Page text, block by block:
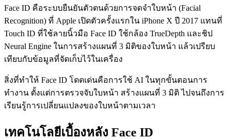
Face ID คือระบบยืนยันตัวตนด้วยการจดจำใบหน้า (Facial
Recognition) ที่ Apple เปิดตัวครั้งแรกใน iPhone X ปี 2017 แทนที่
Touch ID ที่ใช้ลายนิ้วมือ Face ID ใช้กล้อง TrueDepth และชิป
Neural Engine ในการสร้างแผนที่ 3 มิติของใบหน้า แล้วเปรียบ
เทียบกับข้อมูลที่จัดเก็บไว้ในเครื่อง
สิ่งที่ทำให้ Face ID โดดเด่นคือการใช้ AI ในทุกขั้นตอนการ
ทำงาน ตั้งแต่การตรวจจับใบหน้า สร้างแผนที่ 3 มิติ ไปจนถึงการ
เรียนรู้การเปลี่ยนแปลงของใบหน้าตามเวลา
เทคโนโลยีเบื้องหลัง Face ID